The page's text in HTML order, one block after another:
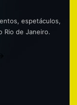
espetáculos,
Rio de Janeiro.